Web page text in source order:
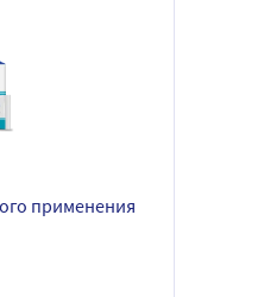
применения